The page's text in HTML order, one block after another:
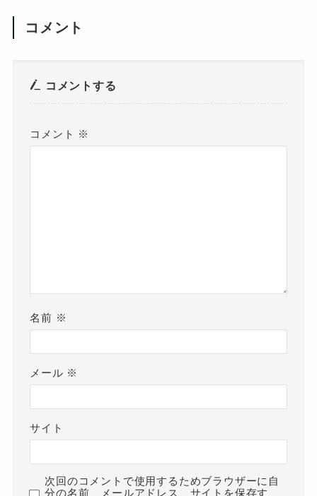
コメント
コメントする
コメント ※
名前 ※
メール ※
サイト
次回のコメントで使用するためブラウザーに自
分の名前、メールアドレス、サイトを保存す